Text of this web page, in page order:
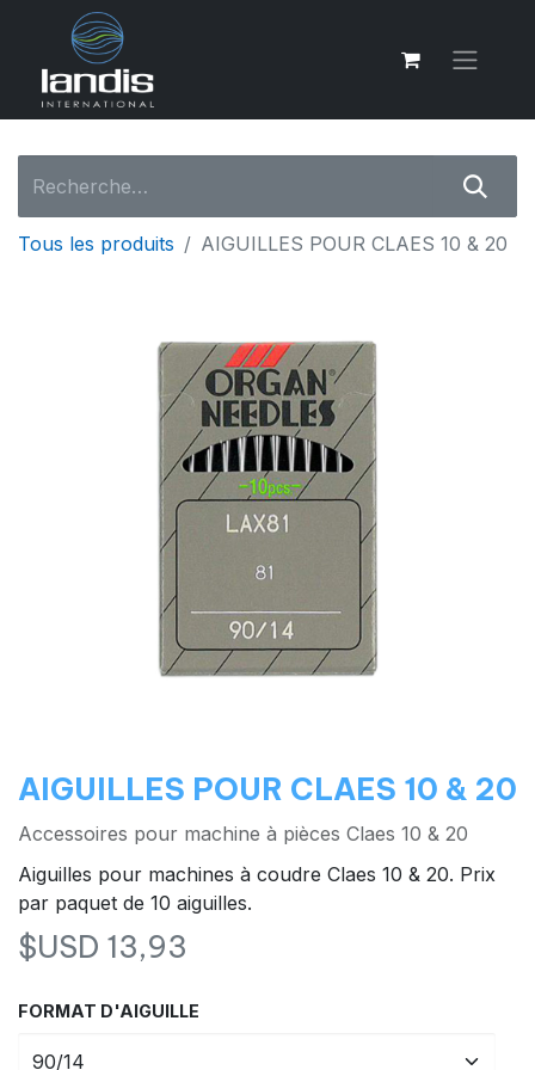
Tous les produits AIGUILLES POUR CLAES 10 & 20
AIGUILLES POUR CLAES 10 & 20
Accessoires pour machine à pièces Claes 10 & 20
Aiguilles pour machines à coudre Claes 10 & 20. Prix
par paquet de 10 aiguilles.
$USD 13,93
FORMAT D'AIGUILLE